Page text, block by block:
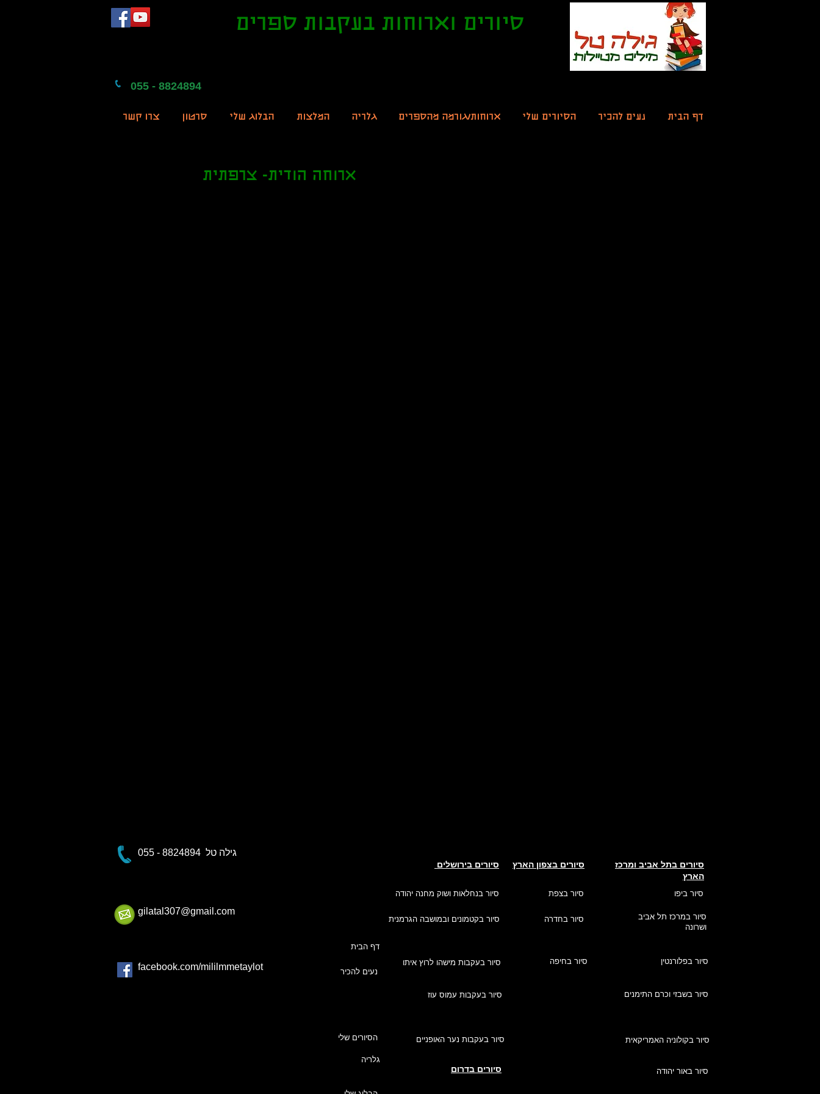
סיורים וארוחות בעקבות ספרים
055 - 8824894
צרו קשר סרטון הבלוג שלי המלצות גלריה ארוחות/גורמה מהספרים הסיורים שלי נעים להכיר דף הבית
ארוחה הודית- צרפתית
055 - 8824894 גילה טל
gilatal307@gmail.com
facebook.com/mililmmetaylot
סיורים בירושלים סיורים בצפון הארץ
סיור בנחלאות ושוק מחנה יהודה סיור בצפת
סיור בקטמונים ובמושבה הגרמנית סיור בחדרה
סיורים בתל אביב ומרכז
הארץ
סיור ביפו
סיור במרכז תל אביב
ושרונה
דף הבית
נעים להכיר
סיור בעקבות מישהו לרוץ איתו סיור בחיפה
סיור בעקבות עמוס עוז
סיור בפלורנטין
סיור בשבזי וכרם התימנים
הסיורים שלי סיור בעקבות נער האופניים
גלריה
סיורים בדרום
סיור בקולוניה האמריקאית
סיור באור יהודה